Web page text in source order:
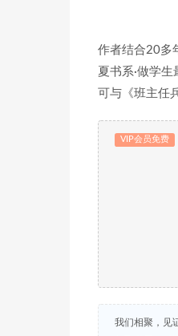
作者结合20多
夏书系·做学
可与《班主任
VIP会员免费
我们相聚，见